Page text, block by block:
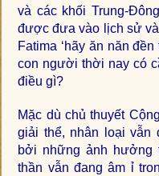
và các khối Trung-
được đưa vào lịch sử
Fatima ‘hãy ăn năn
con người thời nay có
điều gì?
Mặc dù chủ thuyết
giải thể, nhân loại vẫn
bởi những ảnh hưởng
thần vẫn đang âm ỉ